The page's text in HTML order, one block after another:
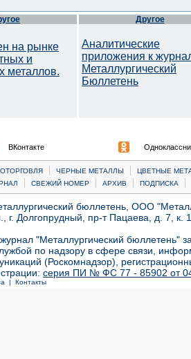
на рынке
и
металлов.
Другое
Аналитические
приложения к
Металлургический
Бюллетень
ВКонтакте
| ЧЕРНЫЕ МЕТАЛЛЫ |
ЦВЕТНЫЕ
| СВЕЖИЙ НОМЕР | АРХИВ | ПОДПИСКА |
бюллетень, ООО
г. Долгопрудный, пр-т Пацаева, д. 7,
"Металлургический бюллетень"
по надзору в сфере связи,
(Роскомнадзор),
серия ПИ № ФС 77 - 85902 от 04
| Контакты